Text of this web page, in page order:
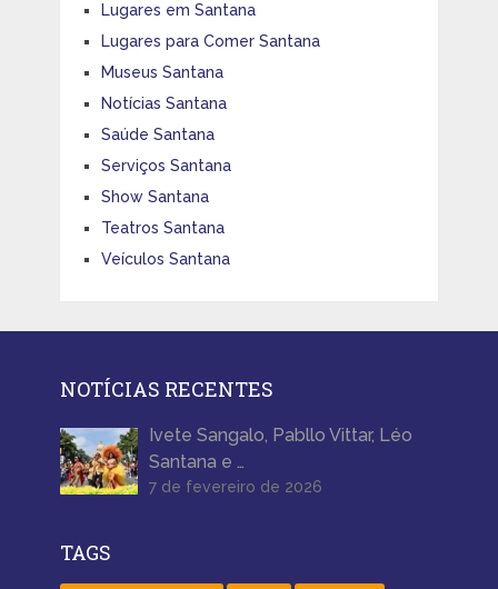
Lugares em Santana
Lugares para Comer Santana
Museus Santana
Notícias Santana
Saúde Santana
Serviços Santana
Show Santana
Teatros Santana
Veículos Santana
NOTÍCIAS RECENTES
Ivete Sangalo, Pabllo Vittar, Léo
Santana e …
7 de fevereiro de 2026
TAGS